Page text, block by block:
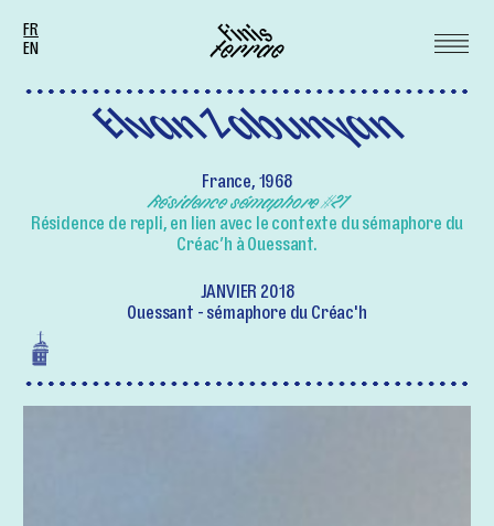
FR
EN
Elvan Zabunyan
France, 1968
Résidence sémaphore #21
Résidence de repli, en lien avec le contexte du sémaphore du
Créac’h à Ouessant.
JANVIER 2018
Ouessant - sémaphore du Créac'h